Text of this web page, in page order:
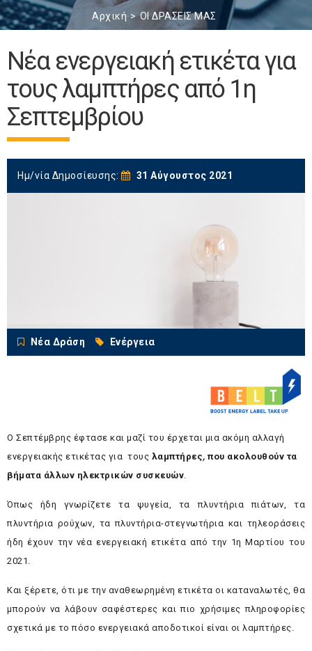
Αρχική ΟΙ ΔΡΑΣΕΙΣ ΜΑΣ
Νέα ενεργειακή ετικέτα για
τους λαμπτήρες από 1η
Σεπτεμβρίου
Ημ/νία Δημοσίευσης: 31 Αύγουστος 2021
Νέα Δράση Ενέργεια
Ο Σεπτέμβρης έφτασε και μαζί του έρχεται μια ακόμη αλλαγή
ενεργειακής ετικέτας για τους λαμπτήρες,που ακολουθούν τα
βήματα άλλων ηλεκτρικών συσκευών.
Όπως ήδη γνωρίζετε τα ψυγεία, τα πλυντήρια πιάτων, τα
πλυντήρια ρούχων, τα πλυντήρια-στεγνωτήρια και τηλεοράσεις
ήδη έχουν την νέα ενεργειακή ετικέτα από την 1η Μαρτίου του
2021.
Και ξέρετε, ότι με την αναθεωρημένη ετικέτα οι καταναλωτές, θα
μπορούν να λάβουν σαφέστερες και πιο χρήσιμες πληροφορίες
σχετικά με το πόσο ενεργειακά αποδοτικοί είναι οι λαμπτήρες.